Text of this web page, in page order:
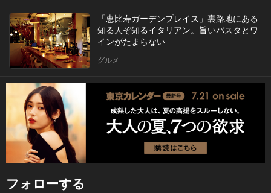
「恵比寿ガーデンプレイス」裏路地にある
知る人ぞ知るイタリアン。旨いパスタとワ
インがたまらない
グルメ
フォローする